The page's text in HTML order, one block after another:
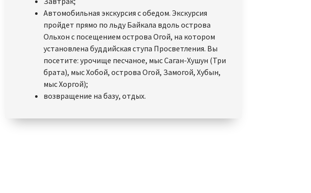
Автомобильная экскурсия с обедом. Экскурсия
пройдет прямо по льду Байкала вдоль острова
Ольхон с посещением острова Огой, на котором
установлена буддийская ступа Просветления. Вы
посетите: урочище песчаное, мыс Саган-Хушун (Три
брата), мыс Хобой, острова Огой, Замогой, Хубын,
мыс Хоргой);
возвращение на базу, отдых.